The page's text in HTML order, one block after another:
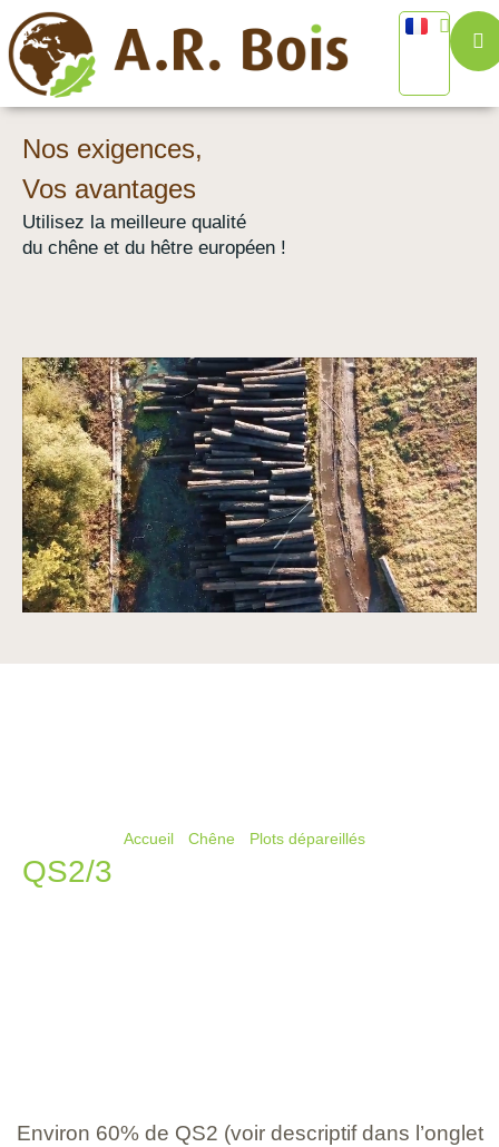
Nos exigences,
Vos avantages
Utilisez la meilleure qualité
du chêne et du hêtre européen !
Accueil Chêne Plots dépareillés
QS2/3
Environ 60% de QS2 (voir descriptif dans l’onglet